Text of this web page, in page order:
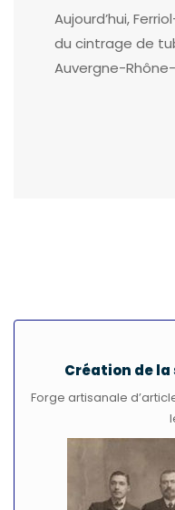
Aujourd’hui,
du cintrage de
Auvergne-
Création de
Forge artisanale